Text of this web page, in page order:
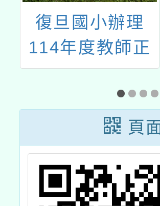
復旦國小辦理
114年度教師正
向管教研習一案
頁